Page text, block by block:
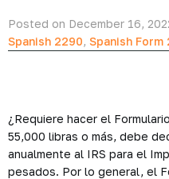
Posted on December 16,
Spanish 2290, Spanish Form
¿Requiere hacer el
55,000 libras o más, debe
anualmente al IRS para el
pesados. Por lo general, el